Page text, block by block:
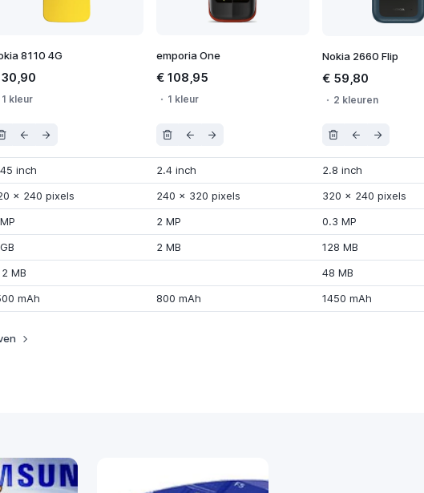
8110 4G
1 kleur
emporia One
€ 108,95
1 kleur
Nokia 2660 Flip
€ 59,80
2 kleuren
inch 2.4 inch 2.8 inch
x 240 pixels 240 x 320 pixels 320 x 240 pixels
2 MP 0.3 MP
2 MB 128 MB
MB 48 MB
mAh 800 mAh 1450 mAh